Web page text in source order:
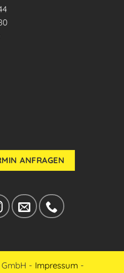
ANFRAGEN
- Impressum -